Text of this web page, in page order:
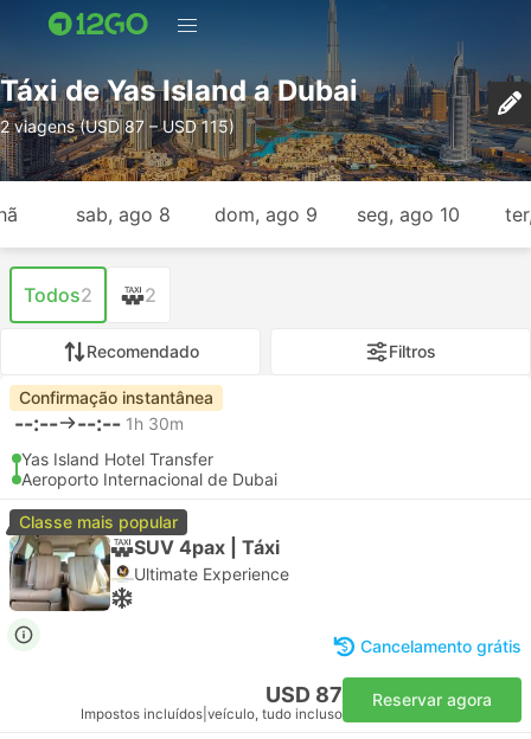
Táxi de Yas Island a Dubai
2 viagens (USD 87 – USD 115)
sab, ago 8 dom, ago 9 seg, ago 10
Todos2 2
Recomendado Filtros
Confirmação instantânea
--:-- --:-- 1h 30m
Yas Island Hotel Transfer
Aeroporto Internacional de Dubai
Classe mais popular
SUV 4pax | Táxi
Ultimate Experience
Cancelamento grátis
USD 87
Impostos incluídos veículo, tudo incluso
Reservar agora